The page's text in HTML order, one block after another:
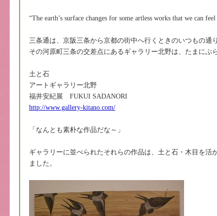
“The earth’s surface changes for some artless works that we can feel
三条通は、京阪三条から京都の街中へ行くときのいつもの通
その河原町三条の交差点にあるギャラリー北野は、たまにぶ
土と石
アートギャラリー北野
福井安紀展 FUKUI SADANORI
http://www.gallery-kitano.com/
「なんとも素朴な作品だな～」
ギャラリーに並べられたそれらの作品は、土と石・木目を活
ました。